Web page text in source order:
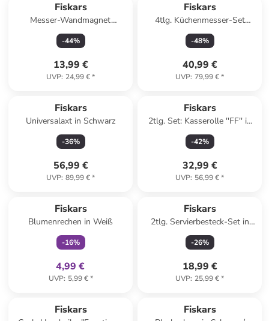
Fiskars
Messer-Wandmagnet
"Functional Form" in Schwarz
- (B)41 cm
-44%
13,99 €
UVP: 24,99 €*
Fiskars
4tlg. Küchenmesser-Set
"Functional Form" in
Hellbraun/ Schwarz
-48%
40,99 €
UVP: 79,99 €*
Fiskars
Universalaxt in Schwarz
-36%
56,99 €
UVP: 89,99 €*
Fiskars
2tlg. Set: Kasserolle ''FF'' in
Silber - 3 l
-42%
32,99 €
UVP: 56,99 €*
Fiskars
Blumenrechen in Weiß
-16%
4,99 €
UVP: 5,99 €*
Fiskars
2tlg. Servierbesteck-Set in
Silber
-26%
18,99 €
UVP: 25,99 €*
Fiskars Fiskars